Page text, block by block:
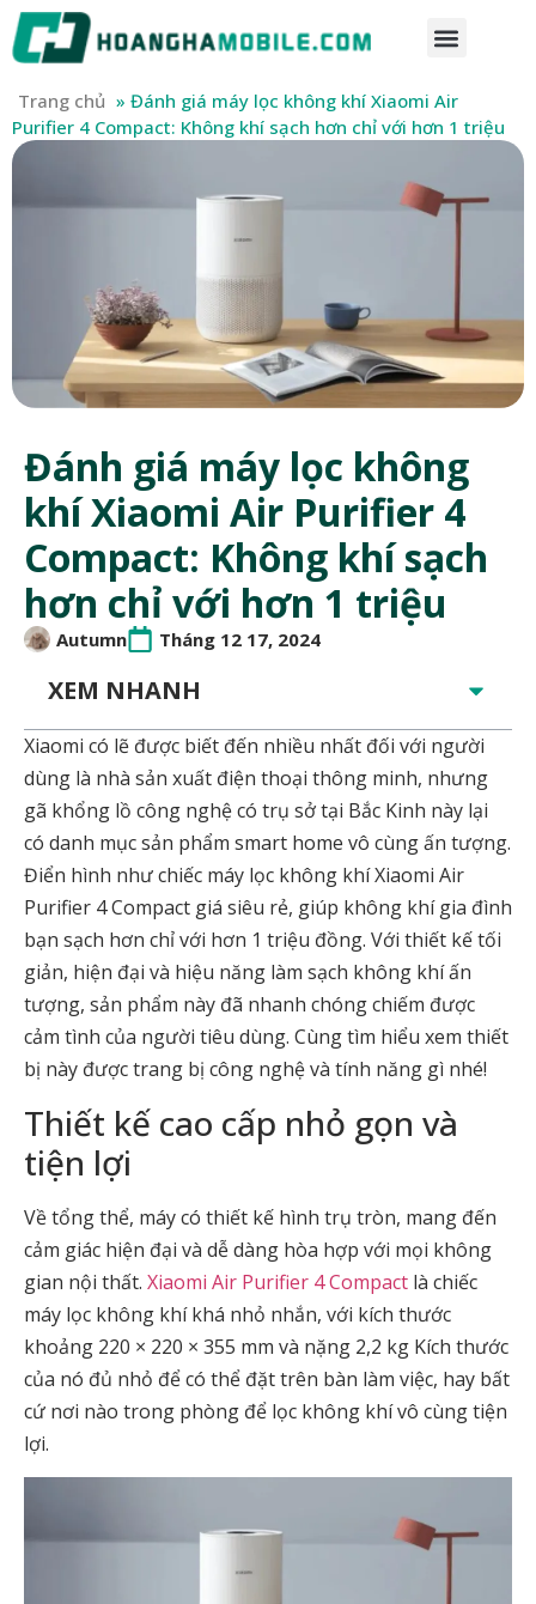
Trang chủ » Đánh giá máy lọc không khí Xiaomi Air
Purifier 4 Compact: Không khí sạch hơn chỉ với hơn 1 triệu
Đánh giá máy lọc không
khí Xiaomi Air Purifier 4
Compact: Không khí sạch
hơn chỉ với hơn 1 triệu
Autumn Tháng 12 17, 2024
XEM NHANH
Xiaomi có lẽ được biết đến nhiều nhất đối với người
dùng là nhà sản xuất điện thoại thông minh, nhưng
gã khổng lồ công nghệ có trụ sở tại Bắc Kinh này lại
có danh mục sản phẩm smart home vô cùng ấn tượng.
Điển hình như chiếc máy lọc không khí Xiaomi Air
Purifier 4 Compact giá siêu rẻ, giúp không khí gia đình
bạn sạch hơn chỉ với hơn 1 triệu đồng. Với thiết kế tối
giản, hiện đại và hiệu năng làm sạch không khí ấn
tượng, sản phẩm này đã nhanh chóng chiếm được
cảm tình của người tiêu dùng. Cùng tìm hiểu xem thiết
bị này được trang bị công nghệ và tính năng gì nhé!
Thiết kế cao cấp nhỏ gọn và
tiện lợi
Về tổng thể, máy có thiết kế hình trụ tròn, mang đến
cảm giác hiện đại và dễ dàng hòa hợp với mọi không
gian nội thất. Xiaomi Air Purifier 4 Compact là chiếc
máy lọc không khí khá nhỏ nhắn, với kích thước
khoảng 220 × 220 × 355 mm và nặng 2,2 kg Kích thước
của nó đủ nhỏ để có thể đặt trên bàn làm việc, hay bất
cứ nơi nào trong phòng để lọc không khí vô cùng tiện
lợi.